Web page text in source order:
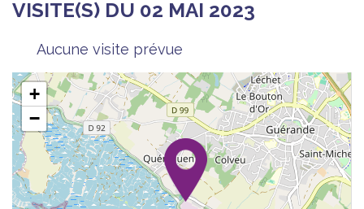
VISITE(S) DU 02 MAI 2023
Aucune visite prévue
+
−